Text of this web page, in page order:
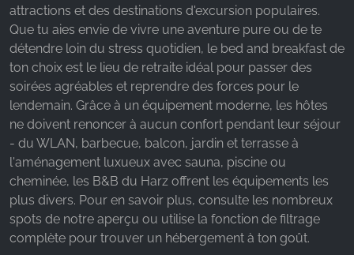
attractions et des destinations d'excursion populaires.
Que tu aies envie de vivre une aventure pure ou de te
détendre loin du stress quotidien, le bed and breakfast de
ton choix est le lieu de retraite idéal pour passer des
soirées agréables et reprendre des forces pour le
lendemain. Grâce à un équipement moderne, les hôtes
ne doivent renoncer à aucun confort pendant leur séjour
- du WLAN, barbecue, balcon, jardin et terrasse à
l'aménagement luxueux avec sauna, piscine ou
cheminée, les B&B du Harz offrent les équipements les
plus divers. Pour en savoir plus, consulte les nombreux
spots de notre aperçu ou utilise la fonction de filtrage
complète pour trouver un hébergement à ton goût.
Provider:
Google LLC
Purpose:
Collecte de statistiques sur l'utilisation du site web
Cookie duration:
24 heures - 2 ans